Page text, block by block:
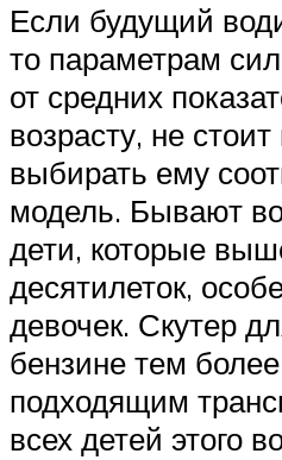
Если будущий
то параметрам
от средних
возрасту, не
выбирать ему
модель. Бывают
дети, которые
десятилеток,
девочек. Скутер
бензине тем
подходящим
всех детей этого